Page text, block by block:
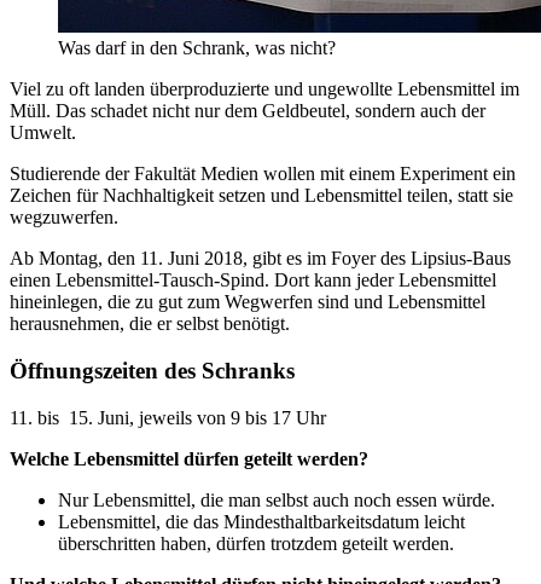
Was darf in den Schrank, was nicht?
Viel zu oft landen überproduzierte und ungewollte Lebensmittel im
Müll. Das schadet nicht nur dem Geldbeutel, sondern auch der
Umwelt.
Studierende der Fakultät Medien wollen mit einem Experiment ein
Zeichen für Nachhaltigkeit setzen und Lebensmittel teilen, statt sie
wegzuwerfen.
Ab Montag, den 11. Juni 2018, gibt es im Foyer des Lipsius-Baus
einen Lebensmittel-Tausch-Spind. Dort kann jeder Lebensmittel
hineinlegen, die zu gut zum Wegwerfen sind und Lebensmittel
herausnehmen, die er selbst benötigt.
Öffnungszeiten des Schranks
11. bis 15. Juni, jeweils von 9 bis 17 Uhr
Welche Lebensmittel dürfen geteilt werden?
Nur Lebensmittel, die man selbst auch noch essen würde.
Lebensmittel, die das Mindesthaltbarkeitsdatum leicht
überschritten haben, dürfen trotzdem geteilt werden.